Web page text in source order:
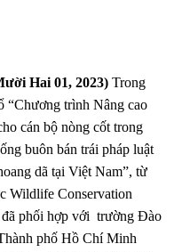
Hai 01, 2023) Trong
“Chương trình Nâng cao
cán bộ nòng cốt trong
buôn bán trái pháp luật
dã tại Việt Nam”, từ
Wildlife Conservation
phối hợp với trường Đào
phố Hồ Chí Minh